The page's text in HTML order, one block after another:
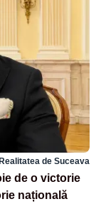
de Suceava
de o victorie
națională